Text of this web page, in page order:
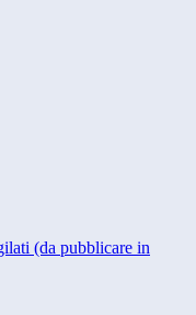
(da pubblicare in